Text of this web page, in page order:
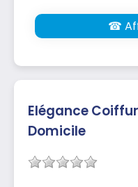
☎
Elégance
Domicile